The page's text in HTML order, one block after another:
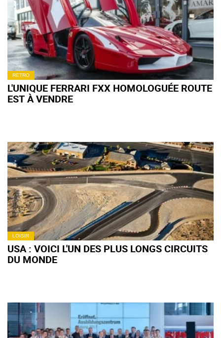
RETRO
L'UNIQUE FERRARI FXX HOMOLOGUÉE ROUTE
EST À VENDRE
LOISIR
USA : VOICI L'UN DES PLUS LONGS CIRCUITS
DU MONDE